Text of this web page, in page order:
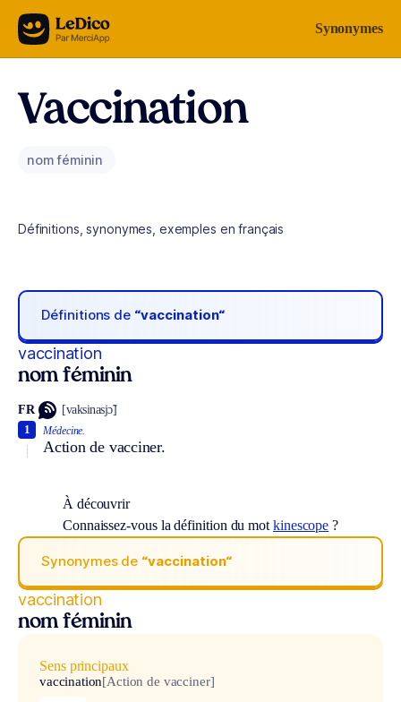
Aller au contenu Synonymes
Vaccination
nom féminin
Définitions, synonymes, exemples en français
Définitions de “vaccination“
vaccination
nom féminin
FR [vaksinasjɔ̃]
Médecine.
Action de vacciner.
1
À découvrir
Connaissez-vous la définition du mot kinescope ?
Synonymes de “vaccination“
vaccination
nom féminin
Sens principaux
vaccination[Action de vacciner]